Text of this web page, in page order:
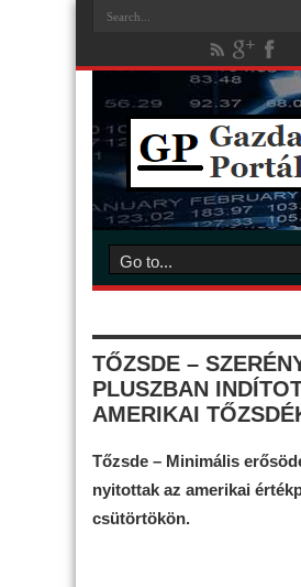
TŐZSDE –
PLUSZBAN
AMERIKAI
Tőzsde – Minimális
nyitottak az amerikai
csütörtökön.